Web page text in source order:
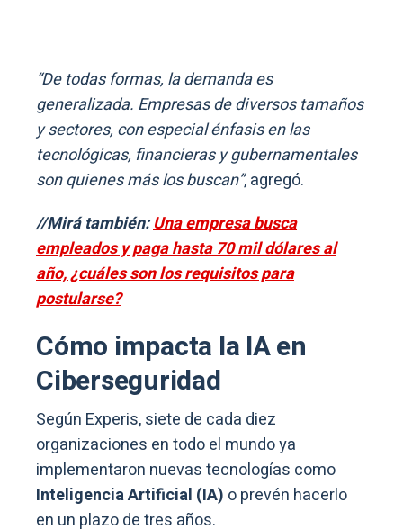
“De todas formas, la demanda es
generalizada. Empresas de diversos tamaños
y sectores, con especial énfasis en las
tecnológicas, financieras y gubernamentales
son quienes más los buscan”, agregó.
//Mirá también:Una empresa busca
empleados y paga hasta 70 mil dólares al
año, ¿cuáles son los requisitos para
postularse?
Cómo impacta la IA en
Ciberseguridad
Según Experis, siete de cada diez
organizaciones en todo el mundo ya
implementaron nuevas tecnologías como
Inteligencia Artificial (IA) o prevén hacerlo
en un plazo de tres años.